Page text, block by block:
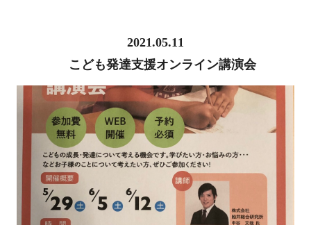
2021.05.11
こども発達支援オンライン講演会